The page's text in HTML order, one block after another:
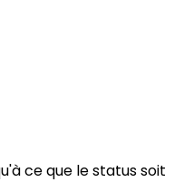
ce que le status soit